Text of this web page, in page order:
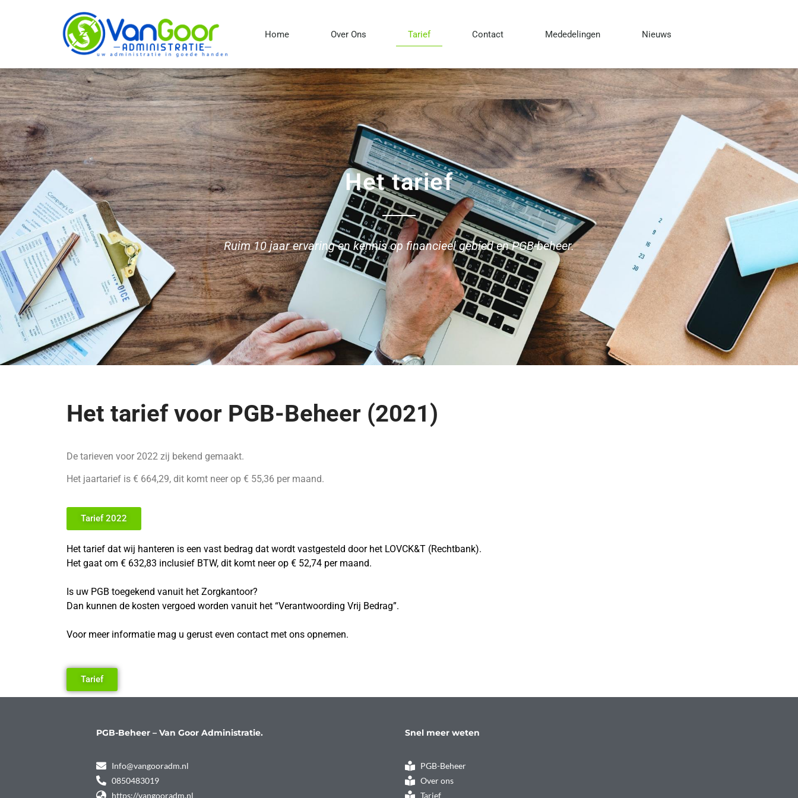
Home Over Ons Tarief Contact Mededelingen Nieuws
Het tarief
Ruim 10 jaar ervaring en kennis op financieel gebied en PGB-beheer.
Het tarief voor PGB-Beheer (2021)
De tarieven voor 2022 zij bekend gemaakt.
Het jaartarief is € 664,29, dit komt neer op € 55,36 per maand.
Tarief 2022
Het tarief dat wij hanteren is een vast bedrag dat wordt vastgesteld door het LOVCK&T (Rechtbank).
Het gaat om € 632,83 inclusief BTW, dit komt neer op € 52,74 per maand.
Is uw PGB toegekend vanuit het Zorgkantoor?
Dan kunnen de kosten vergoed worden vanuit het “Verantwoording Vrij Bedrag”.
Voor meer informatie mag u gerust even contact met ons opnemen.
Tarief
PGB-Beheer – Van Goor Administratie.
Info@vangooradm.nl
0850483019
https://vangooradm.nl
Snel meer weten
PGB-Beheer
Over ons
Tarief